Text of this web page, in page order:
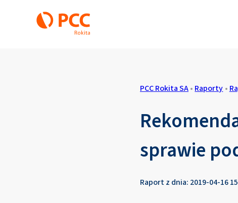
PCC Rokita SA• Raporty •
sprawie
Raport z dnia: 2019-04-16